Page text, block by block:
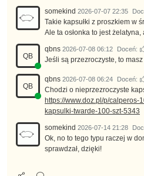
somekind 2026-07-07 22:35
Takie kapsułki z proszkiem w
Ale ta osłonka to jest
QB
qbns 2026-07-08 06:12 Doceń:
Jeśli są przezroczyste, to
QB
qbns 2026-07-08 06:24 Doceń:
Chodzi o nieprzezroczyste
https://www.doz.pl/p/
kapsulki-twarde-100-szt-5343
somekind 2026-07-14 21:28
Ok, no to tego typu raczej w
sprawdzał, dzięki!